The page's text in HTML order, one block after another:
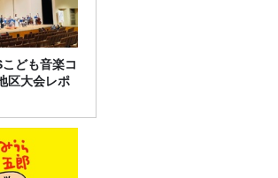
ども音楽コ
区大会レポ